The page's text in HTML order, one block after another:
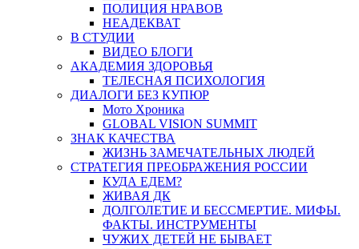
ПОЛИЦИЯ НРАВОВ
НЕАДЕКВАТ
В СТУДИИ
ВИДЕО БЛОГИ
АКАДЕМИЯ ЗДОРОВЬЯ
ТЕЛЕСНАЯ ПСИХОЛОГИЯ
ДИАЛОГИ БЕЗ КУПЮР
Мото Хроника
GLOBAL VISION SUMMIT
ЗНАК КАЧЕСТВА
ЖИЗНЬ ЗАМЕЧАТЕЛЬНЫХ ЛЮДЕЙ
СТРАТЕГИЯ ПРЕОБРАЖЕНИЯ РОССИИ
КУДА ЕДЕМ?
ЖИВАЯ ДК
ДОЛГОЛЕТИЕ И БЕССМЕРТИЕ. МИФЫ.
ФАКТЫ. ИНСТРУМЕНТЫ
ЧУЖИХ ДЕТЕЙ НЕ БЫВАЕТ